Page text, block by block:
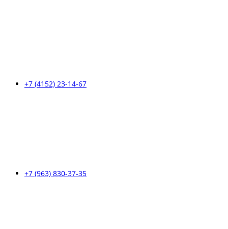
+7 (4152) 23-14-67
+7 (963) 830-37-35